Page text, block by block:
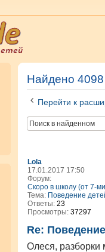
Найдено 4098
Перейти к
Lola
17.01.2017 17:50
Форум:
Скоро в школу (от 7-
Тема: Поведение
Ответы: 23
Просмотры: 37297
Re:
Олеся, разборки